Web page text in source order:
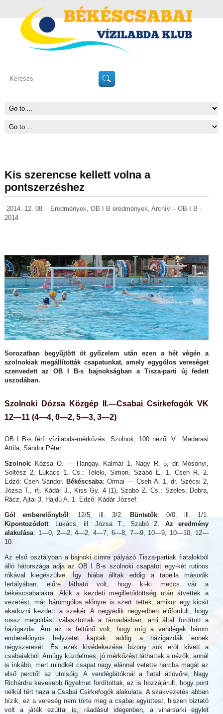
Kis szerencse kellett volna a
pontszerzéshez
2014. 12. 08. Eredmények OB I B eredmények Archív – OB I B -
2014
Sorozatban begyűjtött öt győzelem után ezen a hét végén a
szolnokiak megállították csapatunkat, amely egygólos vereséget
szenvedett az OB I B-s bajnokságban a Tisza-parti új fedett
uszodában.
Szolnoki Dózsa Közgép II.—Csabai Csirkefogók VK
12—11 (4—4, 0—2, 5—3, 3—2)
OB I B-s férfi vízilabda-mérkőzés, Szolnok, 100 néző. V.: Madarasi
Attila, Sándor Péter.
Szolnok: Kózsa O. — Hangay, Kalmár 1, Nagy R. 5, dr. Mosonyi,
Soltész 2, Lukács 1. Cs.: Teleki, Simon, Szabó E. 1, Cseh R. 2.
Edző: Cseh Sándor.
Békéscsaba: Ormai — Cseh A. 1, dr. Szécsi 2,
Józsa T., ifj. Kádár J., Kiss Gy. 4 (1), Szabó Z. Cs.: Szeles, Dobra,
Rácz, Ajtai 3, Hajdú A. 1. Edző: Kádár József.
Gól emberelőnyből : 12/5, ill. 3/2. Büntetők: 0/0, ill. 1/1.
Kipontozódott: Lukács, ill. Józsa T., Szabó Z. Az eredmény
alakulása: 1—0, 2—2, 4—2, 4—7, 6—8, 7—9, 10—9, 10—10, 12—
10.
Az első osztályban a bajnoki címre pályázó Tisza-partiak fiatalokból
álló hátországa adja az OB I B-s szolnoki csapatot egy-két rutinos
rókával kiegészülve. Így hiába álltak eddig a tabella második
fertályában, előre látható volt, hogy ki-ki meccs vár a
békéscsabaiakra. Akik a kezdeti megilletődöttség után átvették a
vezetést, már háromgólos előnyre is szert tettek, amikor egy kicsit
akadozni kezdett a szekér. A negyedik negyedben előfordult, hogy
rossz megoldást választottak a támadásban, ami által fordított a
házigazda. Ám az is feltűnő volt, hogy míg a vendégek három
emberelőnyös helyzetet kaptak, addig a házigazdák ennek
négyszeresét. És ezek kivédekezése bizony sok erőt kivett a
csabaiakból. Amúgy küzdelmes, jó mérkőzést láthattak a nézők, annál
is inkább, mert mindkét csapat nagy elánnal vetette harcba magát az
első perctől az utolsóig. A vendéglátóknál a fiatal átlövőre, Nagy
Richárdra kevesebb figyelmet fordítottak, ez is hozzájárult, hogy pont
nélkül tért haza a Csabai Csirkefogók alakulata. A szakvezetés abban
bízik, ez a vereség nem törte meg a csabai együttest, hiszen biztató
volt a játék ezúttal is, ráadásul idegenben, a viharsarki egylet